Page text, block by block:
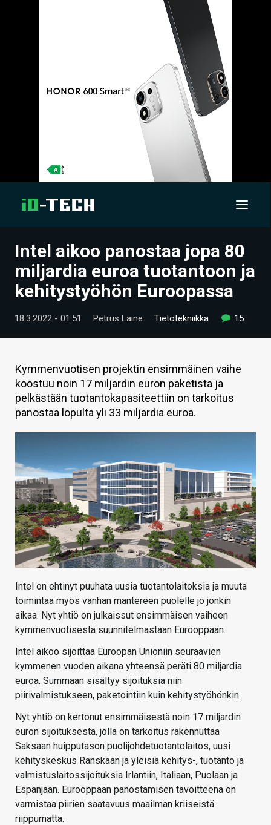
UUTISET
ARTIKKELIT
VIDEOT
TECHBBS
TIETOA
HINTA.FI
KAUPPA
HAKU
Intel aikoo panostaa jopa 80
miljardia euroa tuotantoon ja
kehitystyöhön Euroopassa
18.3.2022 - 01:51 Petrus Laine Tietotekniikka 15
Kymmenvuotisen projektin ensimmäinen vaihe
koostuu noin 17 miljardin euron paketista ja
pelkästään tuotantokapasiteettiin on tarkoitus
panostaa lopulta yli 33 miljardia euroa.
Intel on ehtinyt puuhata uusia tuotantolaitoksia ja muuta
toimintaa myös vanhan mantereen puolelle jo jonkin
aikaa. Nyt yhtiö on julkaissut ensimmäisen vaiheen
kymmenvuotisesta suunnitelmastaan Eurooppaan.
Intel aikoo sijoittaa Euroopan Unioniin seuraavien
kymmenen vuoden aikana yhteensä peräti 80 miljardia
euroa. Summaan sisältyy sijoituksia niin
piirivalmistukseen, paketointiin kuin kehitystyöhönkin.
Nyt yhtiö on kertonut ensimmäisestä noin 17 miljardin
euron sijoituksesta, jolla on tarkoitus rakennuttaa
Saksaan huipputason puolijohdetuotantolaitos, uusi
kehityskeskus Ranskaan ja yleisiä kehitys-, tuotanto ja
valmistuslaitossijoituksia Irlantiin, Italiaan, Puolaan ja
Espanjaan. Eurooppaan panostamisen tavoitteena on
varmistaa piirien saatavuus maailman kriiseistä
riippumatta.